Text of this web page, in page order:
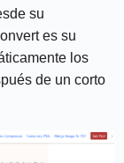
su
es su
los
de un corto